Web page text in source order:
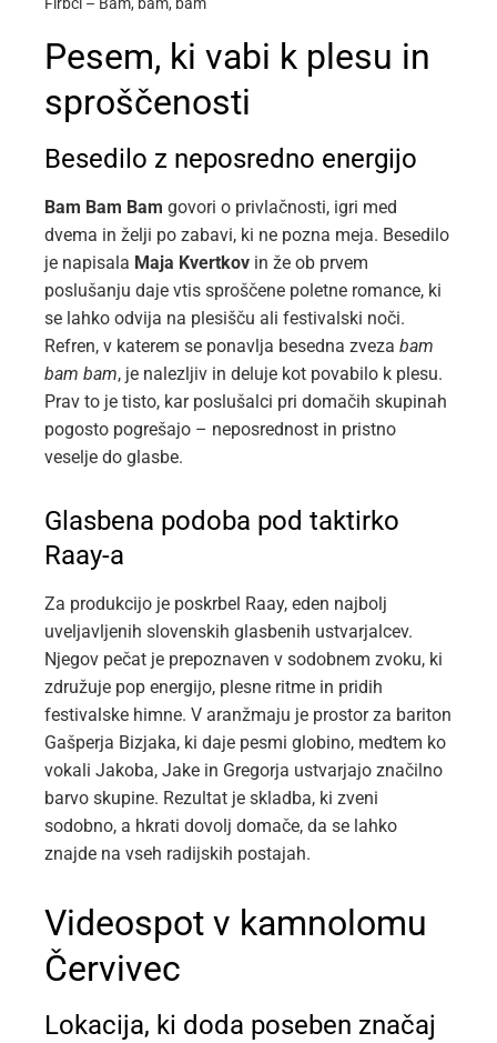
Firbci – Bam, bam, bam
Pesem, ki vabi k plesu in
sproščenosti
Besedilo z neposredno energijo
Bam Bam Bam govori o privlačnosti, igri med
dvema in želji po zabavi, ki ne pozna meja. Besedilo
je napisala Maja Kvertkov in že ob prvem
poslušanju daje vtis sproščene poletne romance, ki
se lahko odvija na plesišču ali festivalski noči.
Refren, v katerem se ponavlja besedna zveza bam
bam bam, je nalezljiv in deluje kot povabilo k plesu.
Prav to je tisto, kar poslušalci pri domačih skupinah
pogosto pogrešajo – neposrednost in pristno
veselje do glasbe.
Glasbena podoba pod taktirko
Raay-a
Za produkcijo je poskrbel Raay, eden najbolj
uveljavljenih slovenskih glasbenih ustvarjalcev.
Njegov pečat je prepoznaven v sodobnem zvoku, ki
združuje pop energijo, plesne ritme in pridih
festivalske himne. V aranžmaju je prostor za bariton
Gašperja Bizjaka, ki daje pesmi globino, medtem ko
vokali Jakoba, Jake in Gregorja ustvarjajo značilno
barvo skupine. Rezultat je skladba, ki zveni
sodobno, a hkrati dovolj domače, da se lahko
znajde na vseh radijskih postajah.
Videospot v kamnolomu
Červivec
Lokacija, ki doda poseben značaj